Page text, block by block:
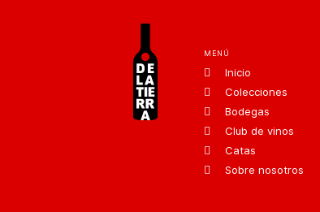
MENÚ
Inicio
Colecciones
Bodegas
Club de vinos
Catas
Sobre nosotros